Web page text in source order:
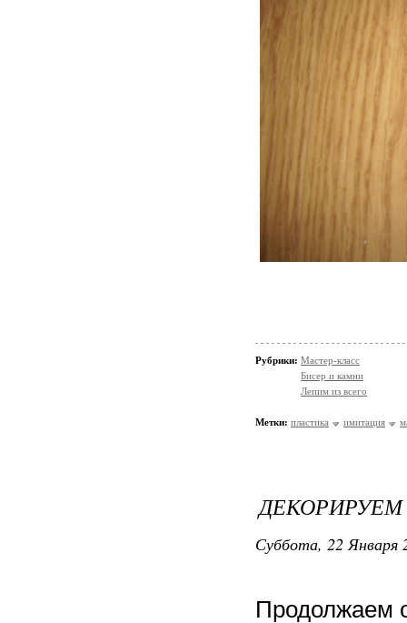
Рубрики: Мастер-класс
Бисер и камни
Лепим из всего
Метки: пластика имитация
ДЕКОРИРУЕМ
Суббота, 22 Января
Продолжаем